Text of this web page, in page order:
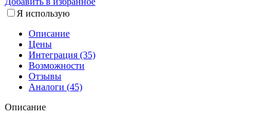
Я использую
Описание
Цены
Интеграция (35)
Возможности
Отзывы
Аналоги (45)
Описание